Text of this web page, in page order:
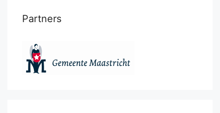
Partners